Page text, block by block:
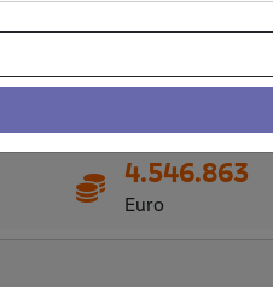
4.546.863
Euro